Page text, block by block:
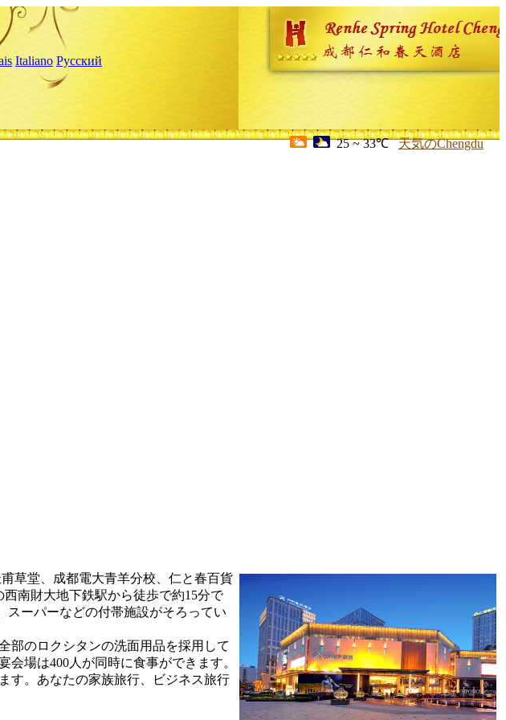
Italiano Русский
25 ~ 33℃ 天気のChengdu
草堂、成都電大青羊分校、仁と春百貨
南財大地下鉄駅から徒歩で約15分で
スーパーなどの付帯施設がそろってい
部のロクシタンの洗面用品を採用して
場は400人が同時に食事ができます。
す。あなたの家族旅行、ビジネス旅行